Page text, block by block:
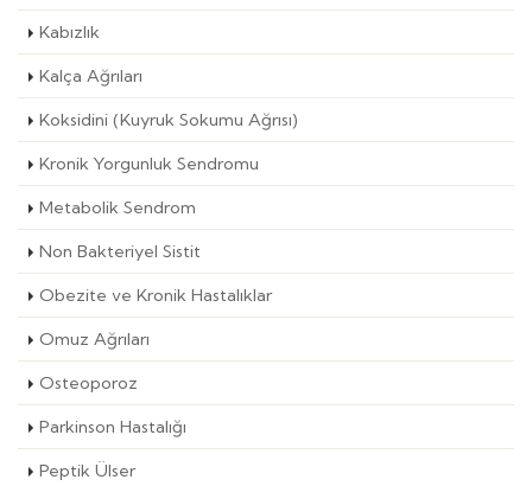
Kabızlık
Kalça Ağrıları
Koksidini (Kuyruk Sokumu Ağrısı)
Kronik Yorgunluk Sendromu
Metabolik Sendrom
Non Bakteriyel Sistit
Obezite ve Kronik Hastalıklar
Omuz Ağrıları
Osteoporoz
Parkinson Hastalığı
Peptik Ülser